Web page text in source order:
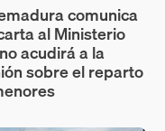
comunica
al Ministerio
acudirá a la
sobre el reparto